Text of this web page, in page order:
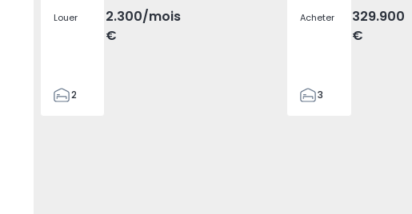
Louer
2.300
€
/mois
2
Acheter
329.900
€
3